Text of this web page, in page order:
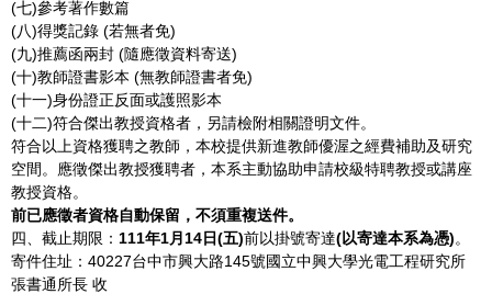
(七)參考著作數篇
(八)得獎記錄 (若無者免)
(九)推薦函兩封 (隨應徵資料寄送)
(十)教師證書影本 (無教師證書者免)
(十一)身份證正反面或護照影本
(十二)符合傑出教授資格者，另請檢附相關證明文件。
符合以上資格獲聘之教師，本校提供新進教師優渥之經費補助及研究
空間。應徵傑出教授獲聘者，本系主動協助申請校級特聘教授或講座
教授資格。
前已應徵者資格自動保留，不須重複送件。
四、截止期限： 111年1月 14日(五)前以掛號寄達(以寄達本系為憑)。
寄件住址：40227台中市興大路145號國立中興大學光電工程研究所
張書通所長 收